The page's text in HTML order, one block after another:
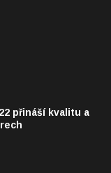
přináší kvalitu a